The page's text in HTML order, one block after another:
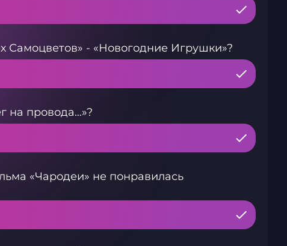
Самоцветов» - «Новогодние Игрушки»?
на провода…»?
«Чародеи» не понравилась